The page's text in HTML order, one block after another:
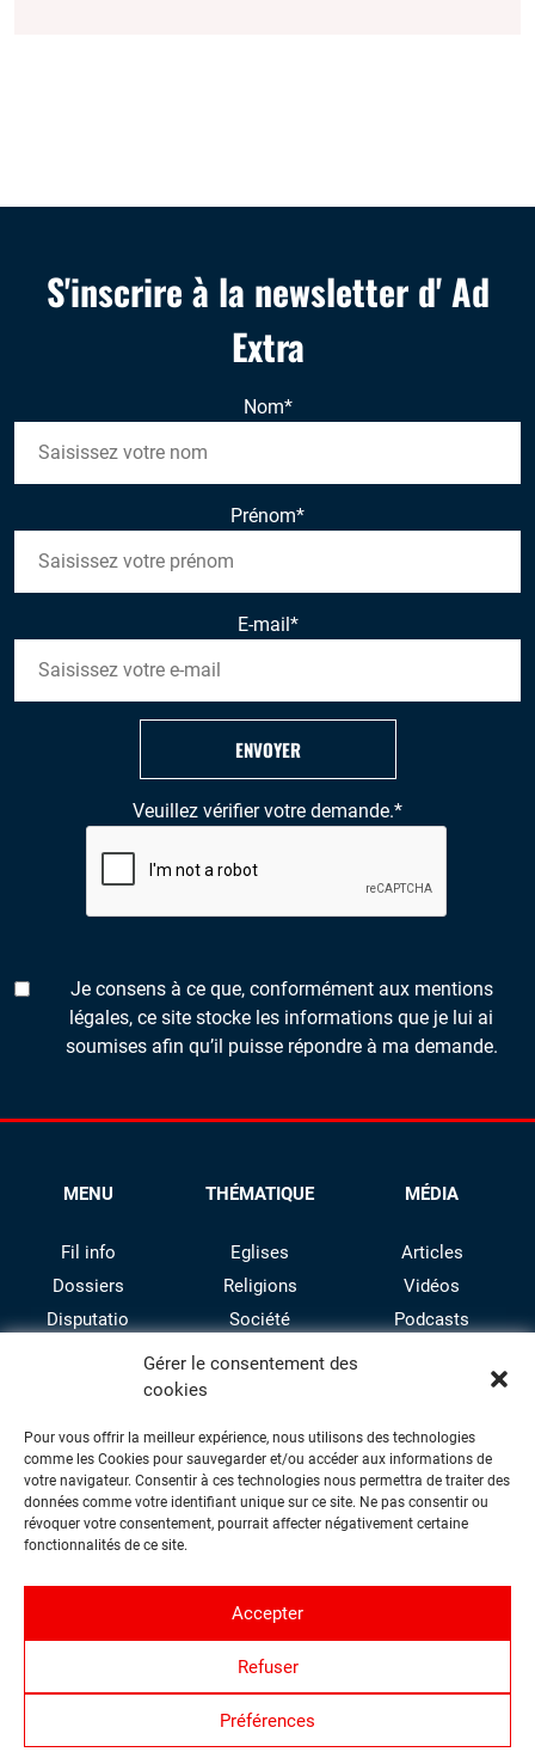
Gérer le consentement des
cookies
Pour vous offrir la meilleur expérience, nous utilisons des technologies
comme les Cookies pour sauvegarder et/ou accéder aux informations de
votre navigateur. Consentir à ces technologies nous permettra de traiter des
données comme votre identifiant unique sur ce site. Ne pas consentir ou
révoquer votre consentement, pourrait affecter négativement certaine
fonctionnalités de ce site.
Accepter
Refuser
Préférences
S'inscrire à la newsletter d' Ad
Extra
Nom*
Prénom*
E-mail*
Veuillez vérifier votre demande.*
Je consens à ce que, conformément aux mentions
légales, ce site stocke les informations que je lui ai
soumises afin qu’il puisse répondre à ma demande.
ENVOYER
MENU
Fil info
Dossiers
Disputatio
THÉMATIQUE
Eglises
Religions
Société
Culture
MÉDIA
Articles
Vidéos
Podcasts
facebook
Contact
Proposer une contribution
Qui sommes-nous ?
Politique de confidentialité